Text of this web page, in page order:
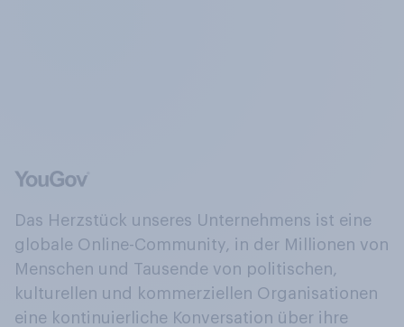
Das Herzstück unseres Unternehmens ist eine
globale Online-Community, in der Millionen von
Menschen und Tausende von politischen,
kulturellen und kommerziellen Organisationen
eine kontinuierliche Konversation über ihre